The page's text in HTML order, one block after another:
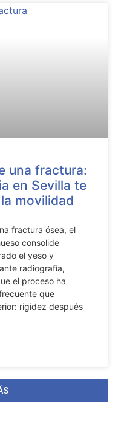
una fractura:
en Sevilla te
movilidad
fractura ósea, el
consolide
el yeso y
radiografía,
el proceso ha
que
rigidez después